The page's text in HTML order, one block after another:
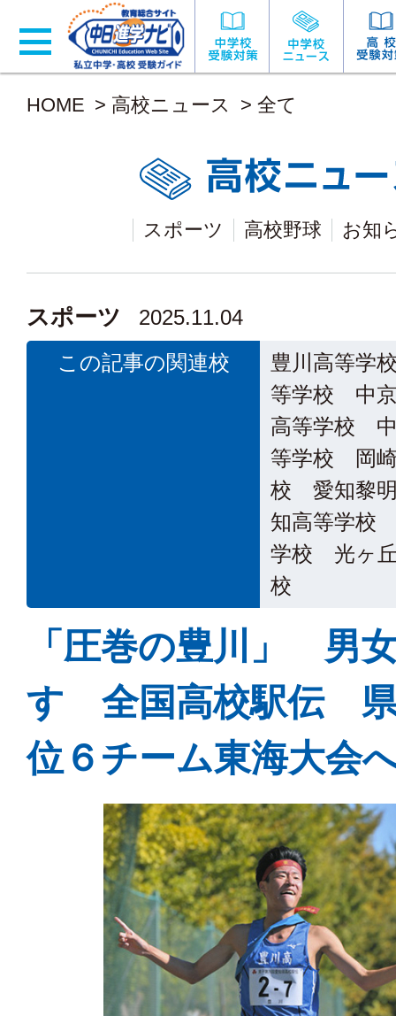
HOME > 高校ニュース > 全て
スポーツ 高校野球 お知
スポーツ
2025.11.04
この記事の関連校
豊川高等学
等学校 中
高等学校
等学校 岡
校 愛知黎
知高等学校
学校 光ヶ
校
「圧巻の豊川」 男
す 全国高校駅伝 県
位６チーム東海大会